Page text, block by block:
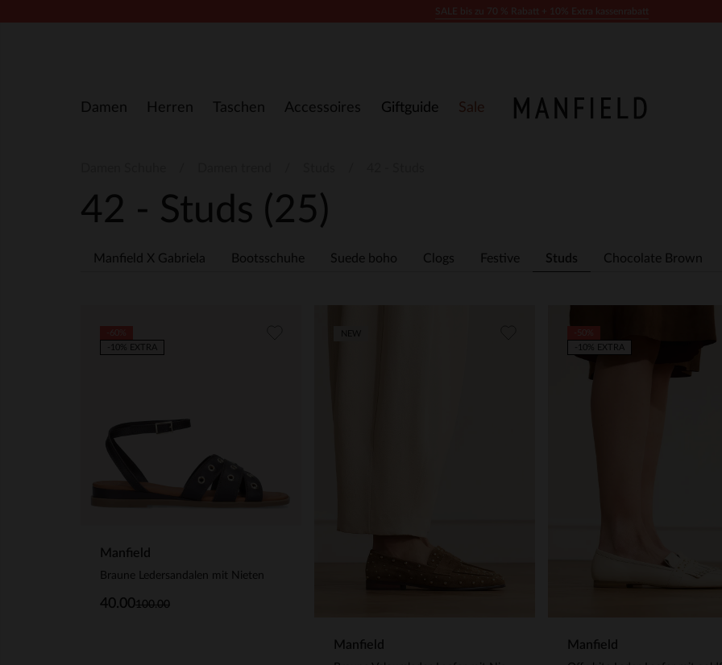
Damen Herren Taschen Accessoires Giftguide Sale
42 - Studs (25)
Manfield X Gabriela Bootsschuhe Suede boho Clogs Festive Studs Chocolate Brown
Manfield
Braune Ledersandalen mit Nieten
100.00
40.00
-10% EXTRA
Manfield Manfield
-10% EXTRA